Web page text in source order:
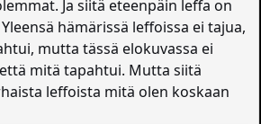
Ja siitä eteenpäin leffa on
hämärissä leffoissa ei tajua,
mutta tässä elokuvassa ei
mitä tapahtui. Mutta siitä
leffoista mitä olen koskaan